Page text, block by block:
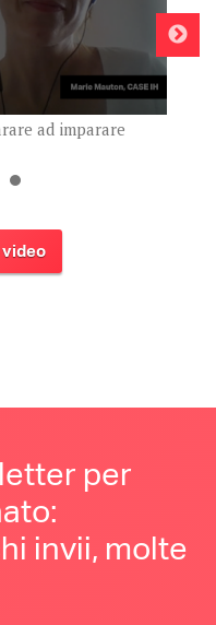
Duilio Amico, COMAU -
per
invii, molte